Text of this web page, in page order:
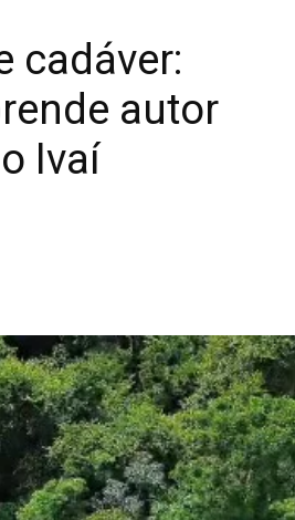
cadáver:
autor
Ivaí